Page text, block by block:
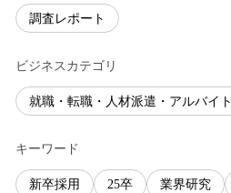
調査レポート
ビジネスカテゴリ
就職・転職・人材派遣・アルバイト
キーワード
新卒採用 25卒 業界研究